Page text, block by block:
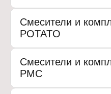
Смесители и
POTATO
Смесители и
РМС